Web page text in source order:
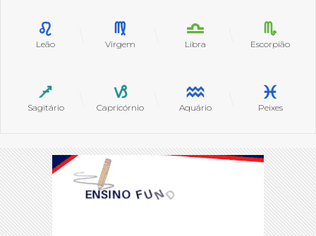
Leão Virgem Libra Escorpião
Sagitário Capricórnio Aquário Peixes